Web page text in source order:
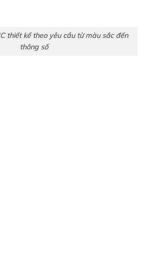
thiết kế theo yêu cầu từ màu sắc đến
thông số